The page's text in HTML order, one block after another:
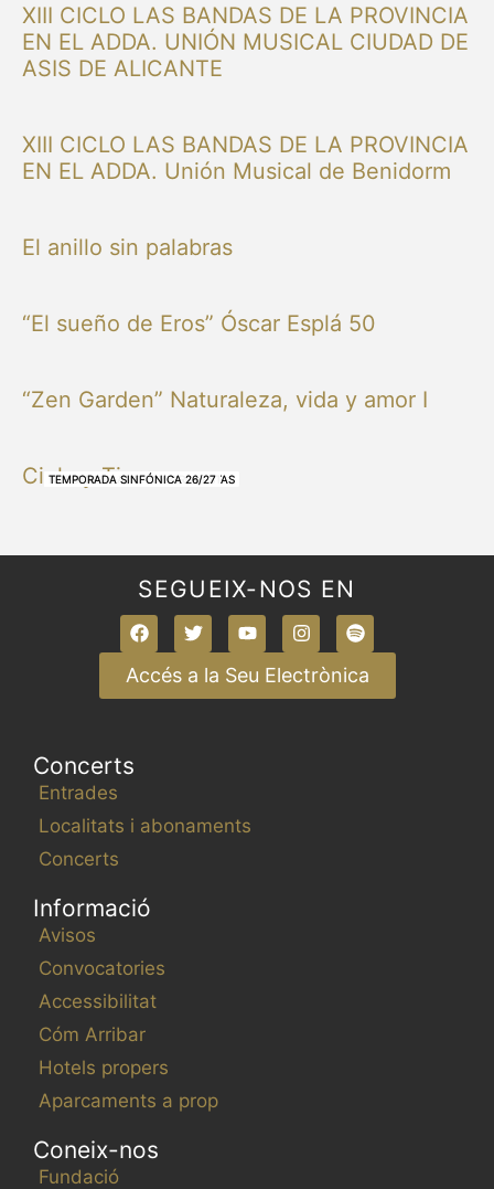
NUESTRAS BANDAS Y ORQUESTAS
NUESTRAS BANDAS Y ORQUESTAS
OTRAS MÚSICAS
XIII CICLO LAS BANDAS DE LA PROVINCIA
EN EL ADDA. UNIÓN MUSICAL CIUDAD DE
ASIS DE ALICANTE
NUESTRAS BANDAS Y ORQUESTAS
XIII CICLO LAS BANDAS DE LA PROVINCIA
EN EL ADDA. Unión Musical de Benidorm
NUESTRAS BANDAS Y ORQUESTAS
El anillo sin palabras
TEMPORADA SINFÓNICA 26/27
“El sueño de Eros” Óscar Esplá 50
TEMPORADA SINFÓNICA 26/27
“Zen Garden” Naturaleza, vida y amor I
TEMPORADA SINFÓNICA 26/27
Cielo y Tierra
TEMPORADA SINFÓNICA 26/27
SEGUEIX-NOS EN
Accés a la Seu Electrònica
Concerts
Entrades
Localitats i abonaments
Concerts
Informació
Avisos
Convocatories
Accessibilitat
Cóm Arribar
Hotels propers
Aparcaments a prop
Coneix-nos
Fundació